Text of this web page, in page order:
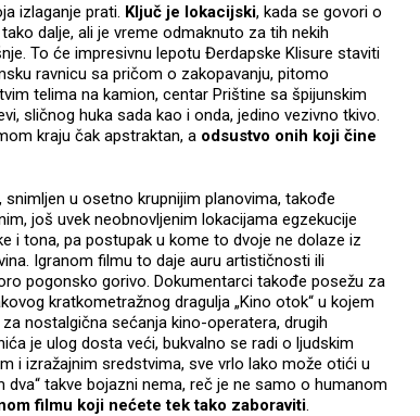
izlaganje prati. Ključ je lokacijski, kada se govori o
dalje, ali je vreme odmaknuto za tih nekih
To će impresivnu lepotu Đerdapske Klisure staviti
ravnicu sa pričom o zakopavanju, pitomo
telima na kamion, centar Prištine sa špijunskim
sličnog huka sada kao i onda, jedino vezivno tkivo.
kraju čak apstraktan, a odsustvo onih koji čine
, snimljen u osetno krupnijim planovima, takođe
još uvek neobnovljenim lokacijama egzekucije
i tona, pa postupak u kome to dvoje ne dolaze iz
Igranom filmu to daje auru artističnosti ili
pogonsko gorivo. Dokumentarci takođe posežu za
kratkometražnog dragulja „Kino otok“ u kojem
nostalgična sećanja kino-operatera, drugih
je ulog dosta veći, bukvalno se radi o ljudskim
i izražajnim sredstvima, sve vrlo lako može otići u
dva“ takve bojazni nema, reč je ne samo o humanom
filmu koji nećete tek tako zaboraviti